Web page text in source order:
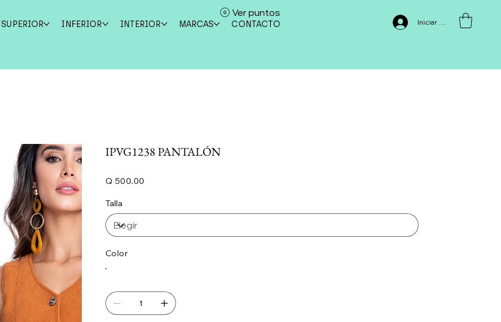
SUPERIOR INFERIOR INTERIOR MARCAS CONTACTO Iniciar sesión
Ver puntos
IPVG1238 PANTALÓN
Q 500.00
Talla
Color